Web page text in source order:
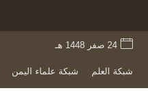
24 صفر 1448 هـ
شبكة العلم شبكة علماء اليمن